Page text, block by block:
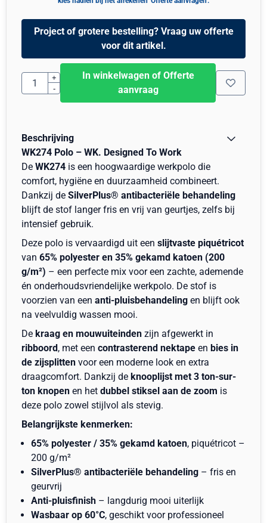
Project of grotere bestelling? Vraag uw offerte
voor dit artikel.
Aantal
+
-
In winkelwagen of Offerte
aanvraag
Beschrijving
WK274 Polo – WK. Designed To Work
De WK274 is een hoogwaardige werkpolo die
comfort, hygiëne en duurzaamheid combineert.
Dankzij de SilverPlus® antibacteriële behandeling
blijft de stof langer fris en vrij van geurtjes, zelfs bij
intensief gebruik.
Deze polo is vervaardigd uit een slijtvaste piquétricot
van 65% polyester en 35% gekamd katoen (200
g/m²) – een perfecte mix voor een zachte, ademende
én onderhoudsvriendelijke werkpolo. De stof is
voorzien van een anti-pluisbehandeling en blijft ook
na veelvuldig wassen mooi.
De kraag en mouwuiteinden zijn afgewerkt in
ribboord , met een contrasterend nektape en bies in
de zijsplitten voor een moderne look en extra
draagcomfort. Dankzij de knooplijst met 3 ton-sur-
ton knopen en het dubbel stiksel aan de zoom is
deze polo zowel stijlvol als stevig.
Belangrijkste kenmerken:
65% polyester / 35% gekamd katoen, piquétricot –
200 g/m²
SilverPlus® antibacteriële behandeling – fris en
geurvrij
Anti-pluisfinish – langdurig mooi uiterlijk
Wasbaar op 60°C, geschikt voor professioneel